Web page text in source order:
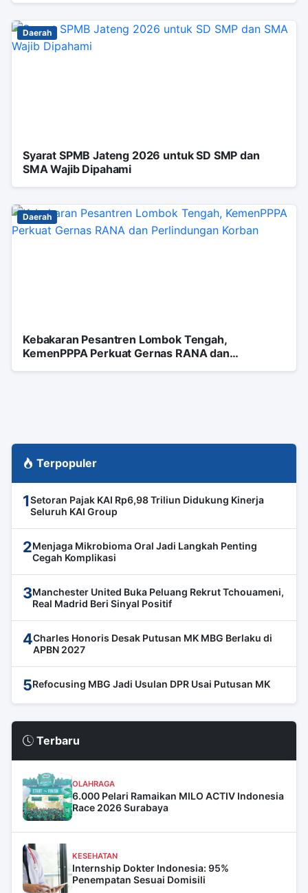
Daerah
Syarat SPMB Jateng 2026 untuk SD SMP dan
SMA Wajib Dipahami
Daerah
Kebakaran Pesantren Lombok Tengah,
KemenPPPA Perkuat Gernas RANA dan
Terpopuler
1Setoran Pajak KAI Rp6,98 Triliun Didukung Kinerja
Seluruh KAI Group
2Menjaga Mikrobioma Oral Jadi Langkah Penting
Cegah Komplikasi
3Manchester United Buka Peluang Rekrut Tchouameni,
Real Madrid Beri Sinyal Positif
4Charles Honoris Desak Putusan MK MBG Berlaku di
APBN 2027
5Refocusing MBG Jadi Usulan DPR Usai Putusan MK
Terbaru
OLAHRAGA
6.000 Pelari Ramaikan MILO ACTIV Indonesia
Race 2026 Surabaya
KESEHATAN
Internship Dokter Indonesia: 95%
Penempatan Sesuai Domisili